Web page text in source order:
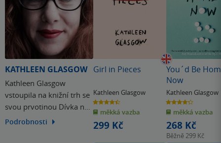
KATHLEEN GLASGOW
Kathleen Glasgow
vstoupila na knižní trh se
svou prvotinou Dívka na
kusy. A hned se trefila do
Podrobnosti
Girl in Pieces
Kathleen Glasgow
4.5
z
5
hvězdiček
měkká vazba
299 Kč
You´d Be
Now
Kathleen Glasgow
4.3
z
5
hvězdiček
měkká vazba
268 Kč
Běžně299 Kč